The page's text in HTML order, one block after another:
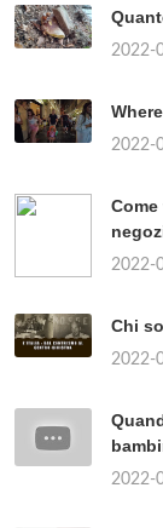
2022-
2022-
2022-
Chi
2022-
2022-